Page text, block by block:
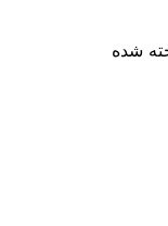
شده